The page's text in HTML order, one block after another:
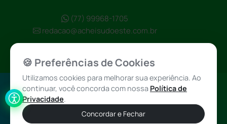
(77) 99968-1705
redacao@acheisudoeste.com.br
Política de
Privacidade
Achei Sudoeste
© 2026 - Todos
os direitos
🍪 Preferências de Cookies
Utilizamos cookies para melhorar sua experiência. Ao
continuar, você concorda com nossa Política de
Privacidade.
Concordar e Fechar